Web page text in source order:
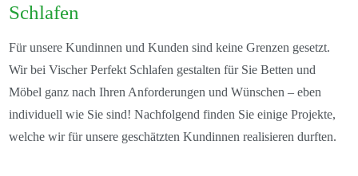
Schlafen
Für unsere Kundinnen und Kunden sind keine Grenzen gesetzt.
Wir bei Vischer Perfekt Schlafen gestalten für Sie Betten und
Möbel ganz nach Ihren Anforderungen und Wünschen – eben
individuell wie Sie sind! Nachfolgend finden Sie einige Projekte,
welche wir für unsere geschätzten Kundinnen realisieren durften.